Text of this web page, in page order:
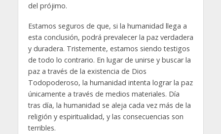
del prójimo.
Estamos seguros de que, si la humanidad llega a
esta conclusión, podrá prevalecer la paz verdadera
y duradera. Tristemente, estamos siendo testigos
de todo lo contrario. En lugar de unirse y buscar la
paz a través de la existencia de Dios
Todopoderoso, la humanidad intenta lograr la paz
únicamente a través de medios materiales. Día
tras día, la humanidad se aleja cada vez más de la
religión y espiritualidad, y las consecuencias son
terribles.